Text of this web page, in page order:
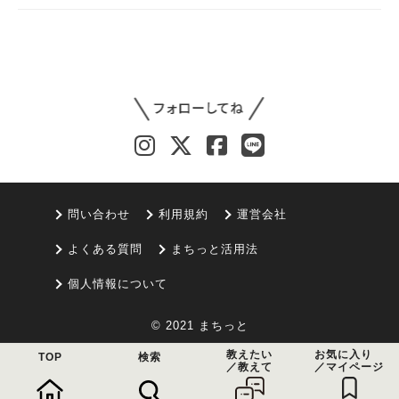
問い合わせ 利用規約 運営会社
よくある質問 まちっと活用法
個人情報について
© 2021 まちっと
TOP 検索
教えたい
／教えて
お気に入り
／マイページ